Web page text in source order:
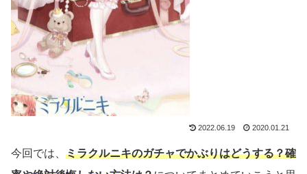
2022.06.19 2020.01.21
今回では、 ミラクルニキのガチャでかぶりはどうする？確